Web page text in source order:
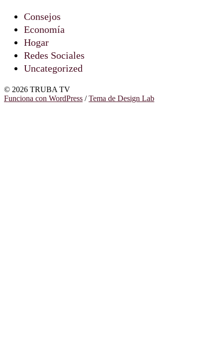
Consejos
Economía
Hogar
Redes Sociales
Uncategorized
© 2026 TRUBA TV
Funciona con WordPress /Tema de Design Lab